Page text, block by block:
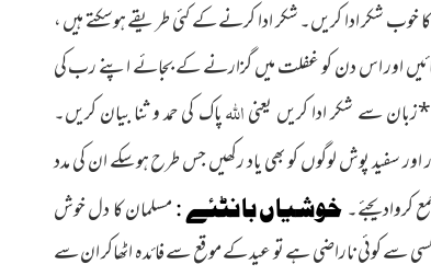
شکر ادا کریں۔ شکر ادا کرنے کے کئی طریقے ہوسکتے ہیں ،
اور اس دن کو غفلت میں گزارنے کے بجائے اپنے رب کی
*زبان سے شکر ادا کریں یعنیاللہپاک کی حمد و ثنا بیان کریں۔
سفید پوش لوگوں کو بھی یاد رکھیں جس طرح ہوسکے ان کی مدد
کروادیجئے۔ خوشیاں بانٹئے :مسلمان کا دل خوش
سے کوئی ناراضی ہے تو عید کے موقع سے فائدہ اٹھاکر ان سے